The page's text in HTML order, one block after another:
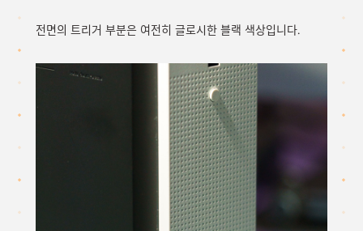
전면의 트리거 부분은 여전히 글로시한 블랙 색상입니다.